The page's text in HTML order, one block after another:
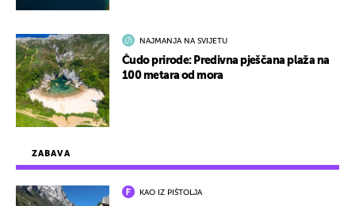
ZABAVA
KAO IZ PIŠTOLJA
NAJMANJA NA SVIJETU
Čudo prirode: Predivna pješčana plaža na
100 metara od mora